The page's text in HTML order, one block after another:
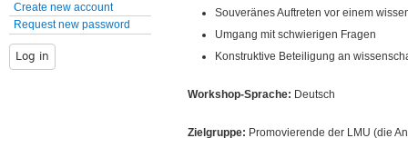
Create new account
Request new password
Souveränes Auftreten vor einem
Umgang mit schwierigen Fragen
Konstruktive Beteiligung an
Workshop-Sprache: Deutsch
Zielgruppe: Promovierende der LMU (die